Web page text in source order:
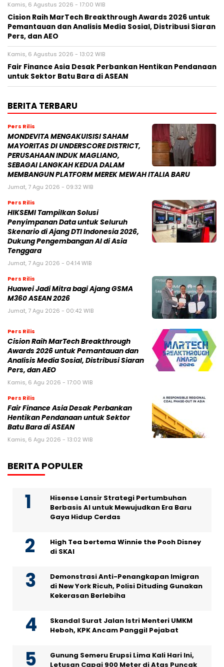
Kamis, 6 Agustus 2026 - 17:00 WIB
Cision Raih MarTech Breakthrough Awards 2026 untuk
Pemantauan dan Analisis Media Sosial, Distribusi Siaran
Pers, dan AEO
Kamis, 6 Agustus 2026 - 13:02 WIB
Fair Finance Asia Desak Perbankan Hentikan Pendanaan
untuk Sektor Batu Bara di ASEAN
BERITA TERBARU
Pers Rilis
MONDEVITA MENGAKUISISI SAHAM
MAYORITAS DI UNDERSCORE DISTRICT,
PERUSAHAAN INDUK MAGLIANO,
SEBAGAI LANGKAH KEDUA DALAM
MEMBANGUN PLATFORM MEREK MEWAH ITALIA BARU
Jumat, 7 Agu 2026 - 09:32 WIB
Pers Rilis
HIKSEMI Tampilkan Solusi
Penyimpanan Data untuk Seluruh
Skenario di Ajang DTI Indonesia 2026,
Dukung Pengembangan AI di Asia
Tenggara
Jumat, 7 Agu 2026 - 04:14 WIB
Pers Rilis
Huawei Jadi Mitra bagi Ajang GSMA
M360 ASEAN 2026
Jumat, 7 Agu 2026 - 00:42 WIB
Pers Rilis
Cision Raih MarTech Breakthrough
Awards 2026 untuk Pemantauan dan
Analisis Media Sosial, Distribusi Siaran
Pers, dan AEO
Kamis, 6 Agu 2026 - 17:00 WIB
Pers Rilis
Fair Finance Asia Desak Perbankan
Hentikan Pendanaan untuk Sektor
Batu Bara di ASEAN
Kamis, 6 Agu 2026 - 13:02 WIB
BERITA POPULER
Hisense Lansir Strategi Pertumbuhan
Berbasis AI untuk Mewujudkan Era Baru
Gaya Hidup Cerdas
High Tea bertema Winnie the Pooh Disney
di SKAI
Demonstrasi Anti-Penangkapan Imigran
di New York Ricuh, Polisi Dituding Gunakan
Kekerasan Berlebiha
Skandal Surat Jalan Istri Menteri UMKM
Heboh, KPK Ancam Panggil Pejabat
Gunung Semeru Erupsi Lima Kali Hari Ini,
Letusan Capai 900 Meter di Atas Puncak